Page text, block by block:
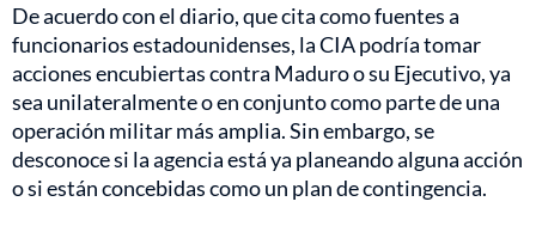
De acuerdo con el diario, que cita como fuentes a
funcionarios estadounidenses, la CIA podría tomar
acciones encubiertas contra Maduro o su Ejecutivo, ya
sea unilateralmente o en conjunto como parte de una
operación militar más amplia. Sin embargo, se
desconoce si la agencia está ya planeando alguna acción
o si están concebidas como un plan de contingencia.